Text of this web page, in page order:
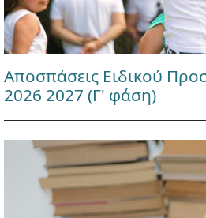
Αποσπάσεις Ειδικού
2026 2027 (Γ' φάση)